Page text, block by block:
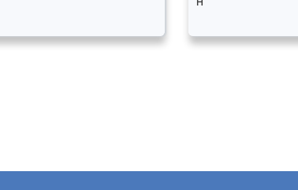
Н